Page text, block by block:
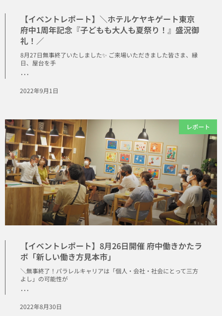
【イベントレポート】＼ホテルケヤキゲート東京
府中1周年記念『子どもも大人も夏祭り！』盛況御
礼！／
8月27日無事終了いたしました✨ ご来場いただきました皆さま、縁
日、屋台を手
･･･
2022年9月1日
レポート
【イベントレポート】8月26日開催 府中働きかたラ
ボ「新しい働き方見本市」
＼無事終了！パラレルキャリアは「個人・会社・社会にとって三方
よし」の可能性が
･･･
2022年8月30日